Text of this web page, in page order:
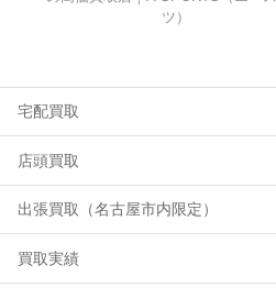
ツ）
宅配買取
店頭買取
出張買取（名古屋市内限定）
買取実績